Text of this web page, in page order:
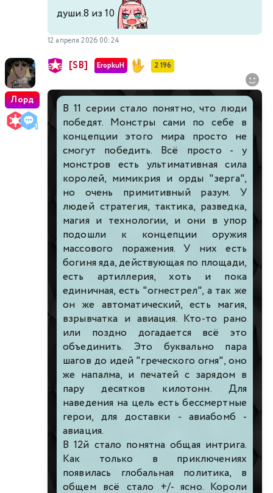
души.8 из 10
12 апреля 2026 00:24
Лорд
[SB] EropkuH 2 196
В 11 серии стало понятно, что люди
победят. Монстры сами по себе в
концепции этого мира просто не
смогут победить. Всё просто - у
монстров есть ультимативная сила
королей, мимикрия и орды "зерга",
но очень примитивный разум. У
людей стратегия, тактика, разведка,
магия и технологии, и они в упор
подошли к концепции оружия
массового поражения. У них есть
богиня яда, действующая по площади,
есть артиллерия, хоть и пока
единичная, есть "огнестрел", а так же
он же автоматический, есть магия,
взрывчатка и авиация. Кто-то рано
или поздно догадается всё это
объединить. Это буквально пара
шагов до идей "греческого огня", оно
же напалма, и печатей с зарядом в
пару десятков килотонн. Для
наведения на цель есть бессмертные
герои, для доставки - авиабомб -
авиация.
В 12й стало понятна общая интрига.
Как только в приключениях
появилась глобальная политика, в
общем всё стало +/- ясно. Короли